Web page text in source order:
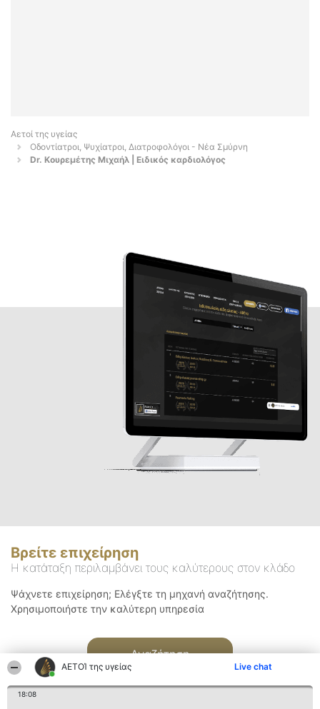
ΑΕΤΟΊ της υγείας Live chat
18:08
Αετοί της υγείας
Οδοντίατροι, Ψυχίατροι, Διατροφολόγοι - Νέα Σμύρνη
Dr. Κουρεμέτης Μιχαήλ | Ειδικός καρδιολόγος
Βρείτε επιχείρηση
Η κατάταξη περιλαμβάνει τους καλύτερους στον κλάδο
Ψάχνετε επιχείρηση; Ελέγξτε τη μηχανή αναζήτησης.
Χρησιμοποιήστε την καλύτερη υπηρεσία
Αναζήτηση